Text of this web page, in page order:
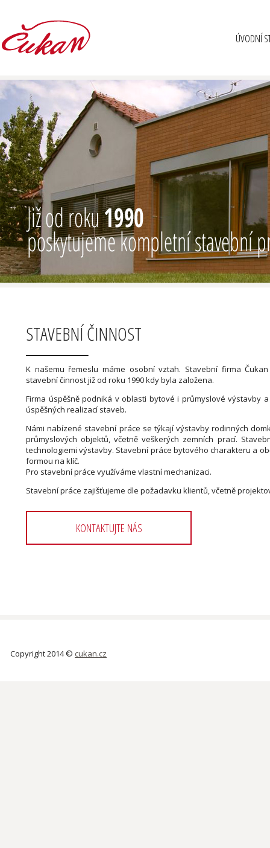
ÚVODNÍ
STAVEBNÍ ČINNOST
K našemu řemeslu máme osobní vztah. Stavební firma
stavební činnost již od roku 1990 kdy byla založena.
Firma úspěšně podniká v oblasti bytové i průmyslové výstavby
úspěšných realizací staveb.
Námi nabízené stavební práce se týkají výstavby rodinných
průmyslových objektů, včetně veškerých zemních prací.
technologiemi výstavby. Stavební práce bytového charakteru a
formou na klíč.
Pro stavební práce využíváme vlastní mechanizaci.
Stavební práce zajišťujeme dle požadavku klientů, včetně
KONTAKTUJTE NÁS
Copyright 2014 © cukan.cz